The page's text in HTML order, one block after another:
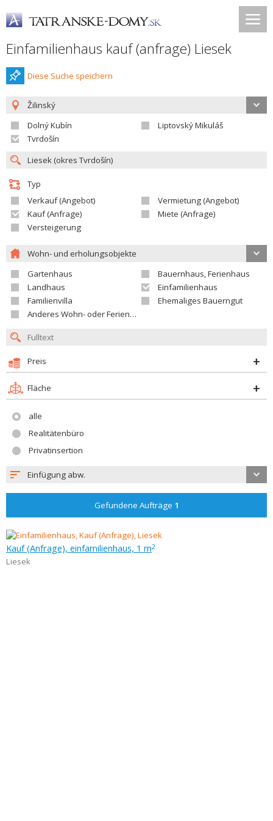
Einfamilienhaus kauf (anfrage) Liesek
Diese Suche speichern
Žilinský
Dolný Kubín
Liptovský Mikuláš
Tvrdošín
Typ
Verkauf (Angebot)
Vermietung (Angebot)
Kauf (Anfrage)
Miete (Anfrage)
Versteigerung
Wohn- und erholungsobjekte
Gartenhaus
Bauernhaus, Ferienhaus
Landhaus
Einfamilienhaus
Familienvilla
Ehemaliges Bauerngut
Anderes Wohn- oder Ferienobjekt
Preis
Fläche
alle
Realitätenbüro
Privatinsertion
Einfügung abw.
Gefundene Aufträge 1
Kauf (Anfrage), einfamilienhaus, 1 m2
Liesek